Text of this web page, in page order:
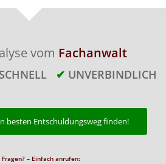
vom Fachanwalt
SCHNELL ✔ UNVERBINDLICH
besten Entschuldungsweg finden!
– Einfach anrufen: